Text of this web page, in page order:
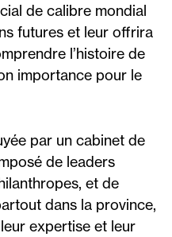
de calibre mondial
futures et leur offrira
l’histoire de
importance pour le
par un cabinet de
de leaders
et de
dans la province,
expertise et leur